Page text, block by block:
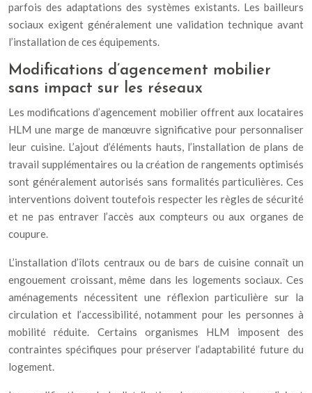
parfois des adaptations des systèmes existants. Les bailleurs
sociaux exigent généralement une validation technique avant
l’installation de ces équipements.
Modifications d’agencement mobilier
sans impact sur les réseaux
Les modifications d’agencement mobilier offrent aux locataires
HLM une marge de manœuvre significative pour personnaliser
leur cuisine. L’ajout d’éléments hauts, l’installation de plans de
travail supplémentaires ou la création de rangements optimisés
sont généralement autorisés sans formalités particulières. Ces
interventions doivent toutefois respecter les règles de sécurité
et ne pas entraver l’accès aux compteurs ou aux organes de
coupure.
L’installation d’îlots centraux ou de bars de cuisine connaît un
engouement croissant, même dans les logements sociaux. Ces
aménagements nécessitent une réflexion particulière sur la
circulation et l’accessibilité, notamment pour les personnes à
mobilité réduite. Certains organismes HLM imposent des
contraintes spécifiques pour préserver l’adaptabilité future du
logement.